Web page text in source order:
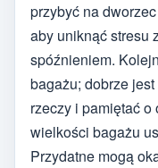
przybyć na
aby uniknąć stresu
spóźnieniem.
bagażu; dobrze
rzeczy i pamiętać
wielkości bagażu
Przydatne mogą